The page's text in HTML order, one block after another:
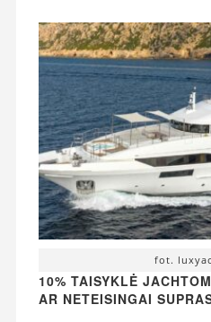
fot.
10% TAISYKLĖ
AR NETEISINGAI